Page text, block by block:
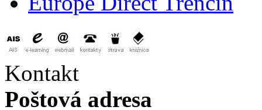
Kontakt
Poštová adresa